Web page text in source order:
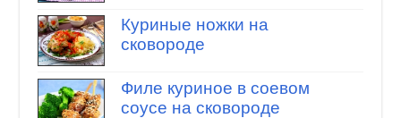
Куриные ножки на
сковороде
Филе куриное в соевом
соусе на сковороде